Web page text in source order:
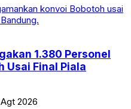
1.380 Personel
Usai Final Piala
2026